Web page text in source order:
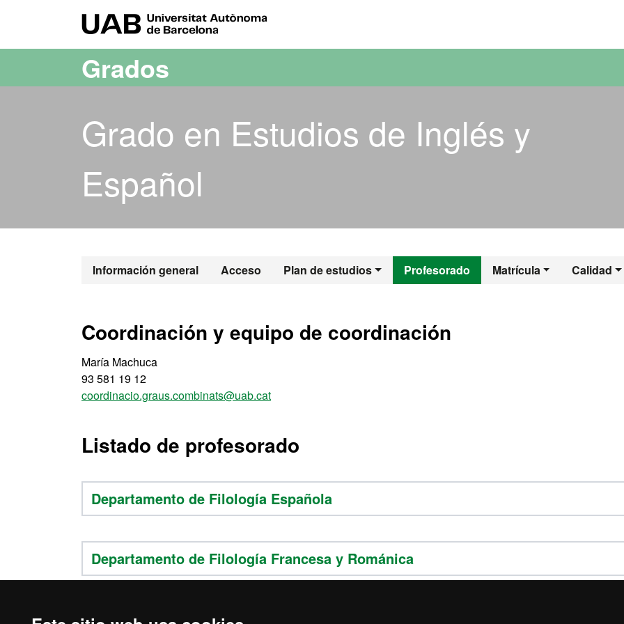
Grados
Grado en Estudios de Inglés y
Español
Información general Acceso Plan de estudios Profesorado Matrícula Calidad
Grado en Estudios de Inglés y
Coordinación y equipo de coordinación
María Machuca
93 581 19 12
coordinacio.graus.combinats@uab.cat
Listado de profesorado
Departamento de Filología Española
Departamento de Filología Francesa y Románica
Departamento de Filología Inglesa y Germanística